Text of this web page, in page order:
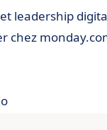
leadership
chez